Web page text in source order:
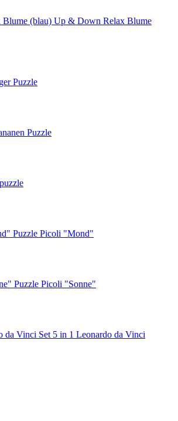
Up & Down Relax Blume
Puzzle
Puzzle
Puzzle Picoli "Mond"
Puzzle Picoli "Sonne"
Set 5 in 1 Leonardo da Vinci